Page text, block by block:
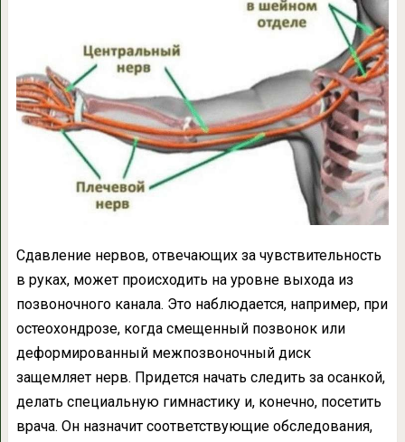
Сдавление нервов, отвечающих за чувствительность
в руках, может происходить на уровне выхода из
позвоночного канала. Это наблюдается, например, при
остеохондрозе, когда смещенный позвонок или
деформированный межпозвоночный диск
защемляет нерв. Придется начать следить за осанкой,
делать специальную гимнастику и, конечно, посетить
врача. Он назначит соответствующие обследования,